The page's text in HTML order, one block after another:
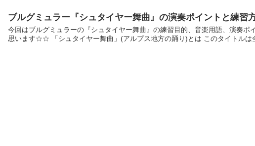
ブルグミュラー『シュタイヤー舞曲』の演奏ポイントと練習
今回はブルグミュラーの『シュタイヤー舞曲』の練習目的、音楽用語、演奏ポ
思います☆☆ 「シュタイヤー舞曲」(アルプス地方の踊り)とは このタイトルは